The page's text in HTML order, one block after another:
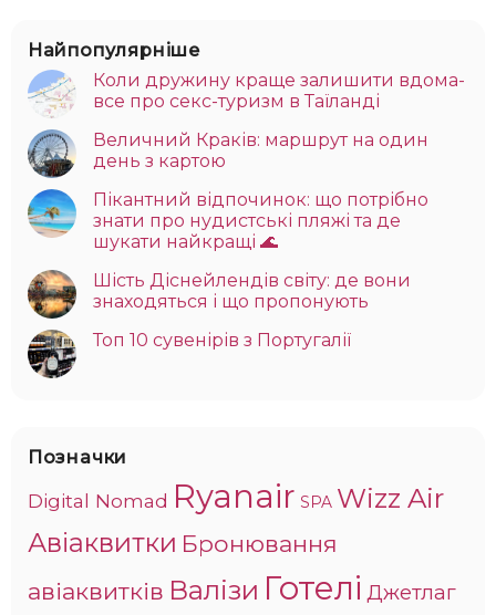
Найпопулярніше
Коли дружину краще залишити вдома-
все про секс-туризм в Таїланді
Величний Краків: маршрут на один
день з картою
Пікантний відпочинок: що потрібно
знати про нудистські пляжі та де
шукати найкращі 🌊
Шість Діснейлендів світу: де вони
знаходяться і що пропонують
Топ 10 сувенірів з Португалії
Позначки
Digital Nomad Ryanair SPA Wizz Air
Авіаквитки Бронювання
авіаквитків Валізи Готелі Джетлаг